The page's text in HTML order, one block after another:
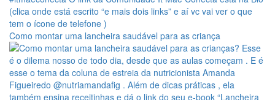
Como montar uma lancheira saudável para as criança